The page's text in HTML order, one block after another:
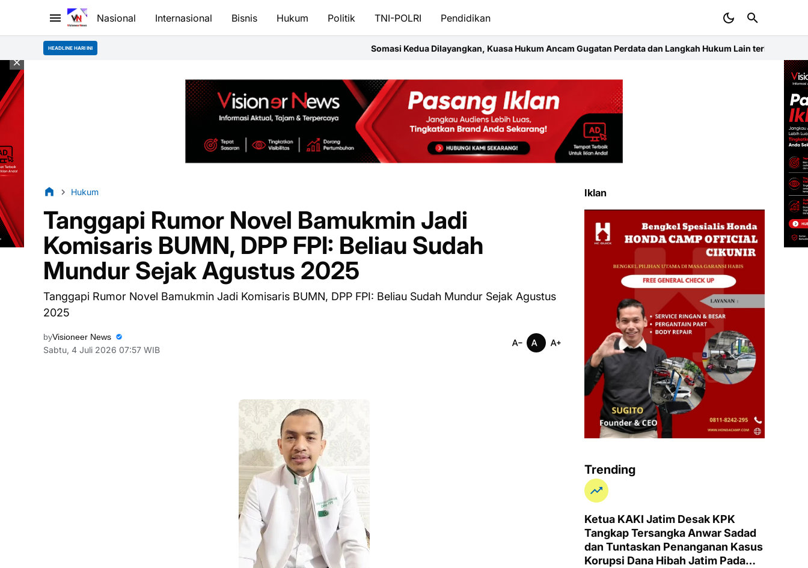
Nasional Internasional Bisnis Hukum Politik TNI-POLRI Pendidikan
HEADLINE HARI INI Somasi Kedua Dilayangkan, Kuasa Hukum Ancam Gugatan Perdata dan Langkah Hukum Lain terhadap Pengembang Taman Aroyan 1
Hukum
Tanggapi Rumor Novel Bamukmin Jadi
Komisaris BUMN, DPP FPI: Beliau Sudah
Mundur Sejak Agustus 2025
Tanggapi Rumor Novel Bamukmin Jadi Komisaris BUMN, DPP FPI: Beliau Sudah Mundur Sejak Agustus
2025
byVisioneer News
Sabtu, 4 Juli 2026 07:57 WIB
Iklan
Trending
Ketua KAKI Jatim Desak KPK
Tangkap Tersangka Anwar Sadad
dan Tuntaskan Penanganan Kasus
Korupsi Dana Hibah Jatim Pada